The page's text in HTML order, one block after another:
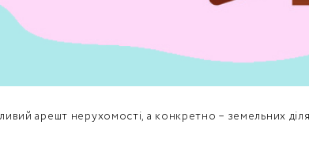
арешт нерухомості, а конкретно – земельних